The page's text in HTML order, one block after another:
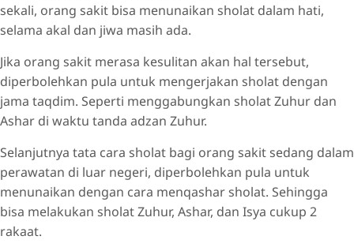
sekali, orang sakit bisa menunaikan sholat dalam hati,
selama akal dan jiwa masih ada.
Jika orang sakit merasa kesulitan akan hal tersebut,
diperbolehkan pula untuk mengerjakan sholat dengan
jama taqdim. Seperti menggabungkan sholat Zuhur dan
Ashar di waktu tanda adzan Zuhur.
Selanjutnya tata cara sholat bagi orang sakit sedang dalam
perawatan di luar negeri, diperbolehkan pula untuk
menunaikan dengan cara menqashar sholat. Sehingga
bisa melakukan sholat Zuhur, Ashar, dan Isya cukup 2
rakaat.